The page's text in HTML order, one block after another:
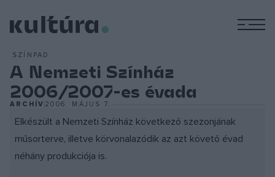
SZÍNPAD
A Nemzeti Színház
2006/2007-es évada
ARCHÍV2006. MÁJUS 7.
Elkészült a Nemzeti Színház következő szezonjának
műsorterve, illetve körvonalazódik az azt követő évad
néhány produkciója is.